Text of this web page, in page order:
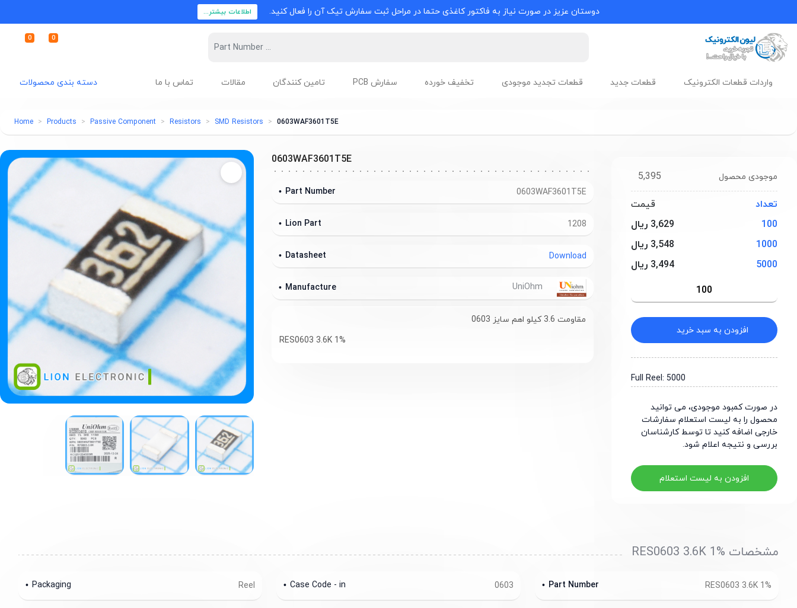
دوستان عزیز در صورت نیاز به فاکتور کاغذی حتما در مراحل ثبت سفارش تیک آن را فعال کنید. اطلاعات بیشتر...
0 0
دسته بندی محصولات واردات قطعات الکترونیک قطعات جدید قطعات تجدید موجودی تخفیف خورده سفارش PCB تامین کنندگان مقالات تماس با ما
Home Products Passive Component Resistors SMD Resistors 0603WAF3601T5E
5,395 موجودی محصول
تعداد
قیمت
100
3,629 ریال
1000
3,548 ریال
5000
3,494 ریال
افزودن به سبد خرید
Full Reel: 5000
در صورت کمبود موجودی، می توانید
محصول را به لیست استعلام سفارشات
خارجی اضافه کنید تا توسط کارشناسان
بررسی و نتیجه اعلام شود.
افزودن به لیست استعلام
0603WAF3601T5E
0603WAF3601T5E
Part Number
1208
Lion Part
Download
Datasheet
Manufacture
مقاومت 3.6 کیلو اهم سایز 0603
RES0603 3.6K 1%
مشخصات RES0603 3.6K 1%
RES0603 3.6K 1%
Part Number
0603
Case Code - in
Reel
Packaging